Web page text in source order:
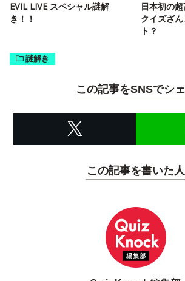
EVIL LIVE スペシャル謎解
き！！
日本初の
クイズざ
ト？
謎解き
この記事をSNSでシ
この記事を書いた人